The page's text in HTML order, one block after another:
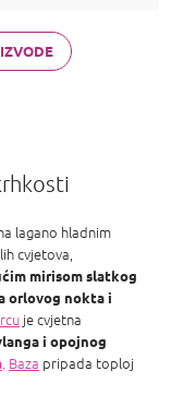
lagano hladnim
cvjetova,
mirisom slatkog
orlovog nokta i
je cvjetna
i opojnog
. Baza pripada toploj